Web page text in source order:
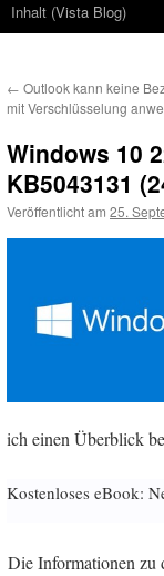
Inhalt (Vista Blog)
← Outlook kann keine
mit Verschlüsselung
Windows 10
KB5043131
Veröffentlicht am 25.
ich einen Überblick
Kostenloses eBook:
Die Informationen zu